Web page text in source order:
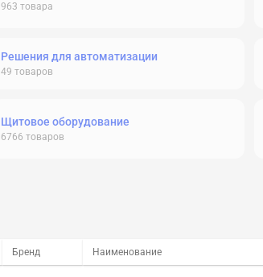
963 товара
Решения для автоматизации
49 товаров
Щитовое оборудование
6766 товаров
Бренд Наименование